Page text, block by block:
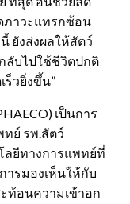
ภาวะแทรกซ้อน
ยังส่งผลให้สัตว์
ลับไปใช้ชีวิตปกติ
ร็วยิ่งขึ้น”
เป็นการ
ย์ รพ.สัตว์
ยีทางการแพทย์ที่
ารมองเห็นให้กับ
ท้อนความเข้าอก